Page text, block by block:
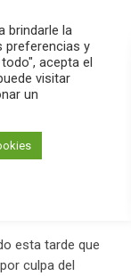
pause PLAY
del
esta tarde que
culpa del
brindarle la
preferencias y
acepta el
visitar
un